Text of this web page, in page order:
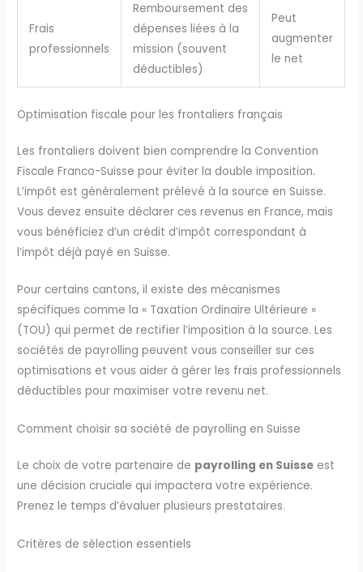
Frais
professionnels
Remboursement des
dépenses liées à la
mission (souvent
déductibles)
Peut
augmenter
le net
Optimisation fiscale pour les frontaliers français
Les frontaliers doivent bien comprendre la Convention
Fiscale Franco-Suisse pour éviter la double imposition.
L’impôt est généralement prélevé à la source en Suisse.
Vous devez ensuite déclarer ces revenus en France, mais
vous bénéficiez d’un crédit d’impôt correspondant à
l’impôt déjà payé en Suisse.
Pour certains cantons, il existe des mécanismes
spécifiques comme la « Taxation Ordinaire Ultérieure »
(TOU) qui permet de rectifier l’imposition à la source. Les
sociétés de payrolling peuvent vous conseiller sur ces
optimisations et vous aider à gérer les frais professionnels
déductibles pour maximiser votre revenu net.
Comment choisir sa société de payrolling en Suisse
Le choix de votre partenaire de payrolling en Suisse est
une décision cruciale qui impactera votre expérience.
Prenez le temps d’évaluer plusieurs prestataires.
Critères de sélection essentiels